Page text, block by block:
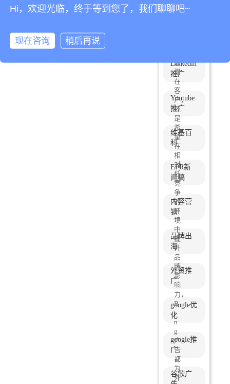
等
取
潜
在
客
户，
还
是
希
望
在
相
对
低
竞
争
的
环
境
中
提
升
品
牌
影
响
力，
B
i
n
g
广
告
都
为
外
竞价
Linkedin
推广
Youtube
推广
维基百
科
EPR新
闻稿
内容营
销
品牌出
海
外贸推
广
google优
化
google推
广
谷歌广
Hi，欢迎光临，终于等到您了，我们聊聊吧~
现在咨询 稍后再说